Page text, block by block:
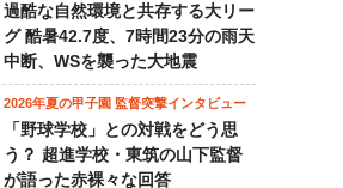
過酷な自然環境と共存する大リー
グ 酷暑42.7度、7時間23分の雨天
中断、WSを襲った大地震
2026年夏の甲子園 監督突撃インタビュー
「野球学校」との対戦をどう思
う？ 超進学校・東筑の山下監督
が語った赤裸々な回答